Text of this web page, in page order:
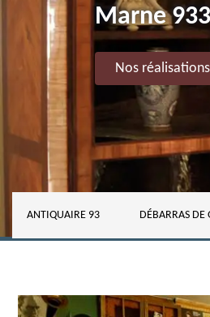
Marne
Nos réalisations
ANTIQUAIRE 93 DÉBARRAS DE